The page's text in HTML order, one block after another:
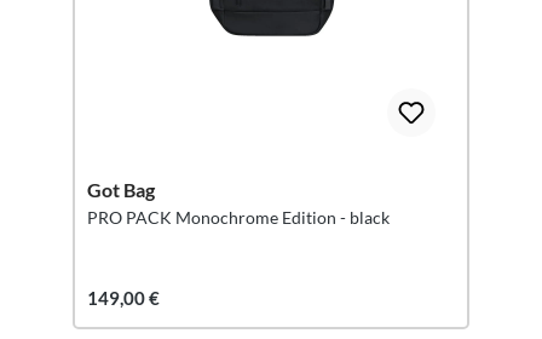
Got Bag
PRO PACK Monochrome Edition - black
149,00 €